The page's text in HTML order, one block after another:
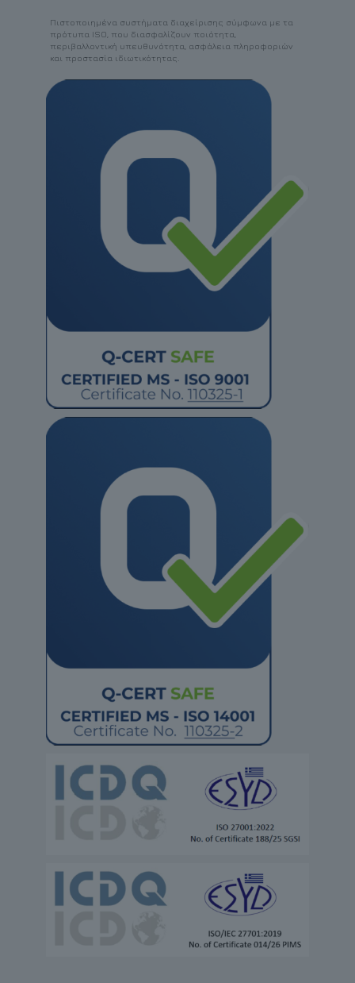
Πιστοποιημένα συστήματα διαχείρισης σύμφωνα με τα
πρότυπα ISO, που διασφαλίζουν ποιότητα,
περιβαλλοντική υπευθυνότητα, ασφάλεια πληροφοριών
και προστασία ιδιωτικότητας.